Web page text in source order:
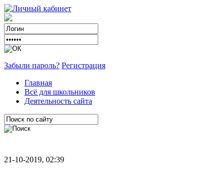
Забыли пароль? Регистрация
Главная
Всё для школьников
Деятельность сайта
21-10-2019, 02:39